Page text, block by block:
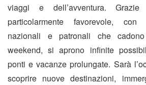
viaggi e dell’avventura.
particolarmente favorevole, con
nazionali e patronali che
weekend, si aprono infinite
ponti e vacanze prolungate. Sarà
scoprire nuove destinazioni,